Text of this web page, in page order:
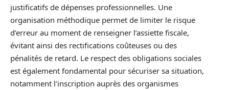
justificatifs de dépenses professionnelles. Une
organisation méthodique permet de limiter le risque
d’erreur au moment de renseigner l’assiette fiscale,
évitant ainsi des rectifications coûteuses ou des
pénalités de retard. Le respect des obligations sociales
est également fondamental pour sécuriser sa situation,
notamment l’inscription auprès des organismes